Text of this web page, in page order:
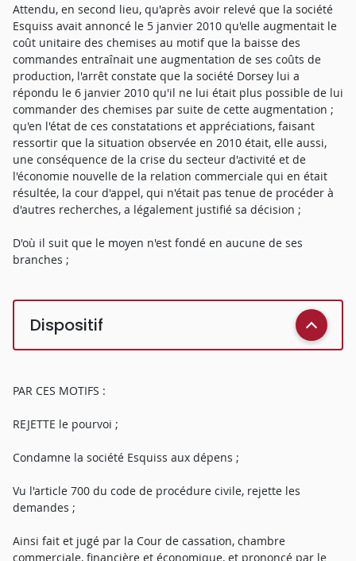
Attendu, en second lieu, qu'après avoir relevé que la société
Esquiss avait annoncé le 5 janvier 2010 qu'elle augmentait le
coût unitaire des chemises au motif que la baisse des
commandes entraînait une augmentation de ses coûts de
production, l'arrêt constate que la société Dorsey lui a
répondu le 6 janvier 2010 qu'il ne lui était plus possible de lui
commander des chemises par suite de cette augmentation ;
qu'en l'état de ces constatations et appréciations, faisant
ressortir que la situation observée en 2010 était, elle aussi,
une conséquence de la crise du secteur d'activité et de
l'économie nouvelle de la relation commerciale qui en était
résultée, la cour d'appel, qui n'était pas tenue de procéder à
d'autres recherches, a légalement justifié sa décision ;
D'où il suit que le moyen n'est fondé en aucune de ses
branches ;
Dispositif
PAR CES MOTIFS :
REJETTE le pourvoi ;
Condamne la société Esquiss aux dépens ;
Vu l'article 700 du code de procédure civile, rejette les
demandes ;
Ainsi fait et jugé par la Cour de cassation, chambre
commerciale, financière et économique, et prononcé par le